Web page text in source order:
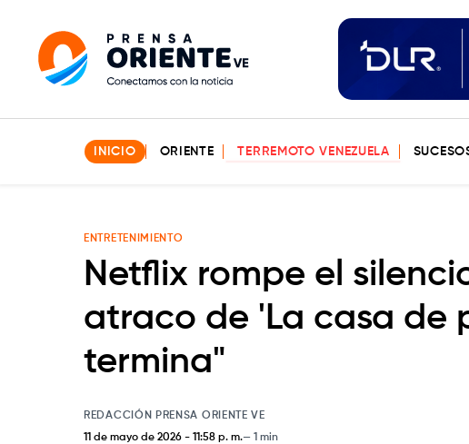
INICIO ORIENTE TERREMOTO VENEZUELA
ENTRETENIMIENTO
Netflix rompe el
atraco de 'La casa de
termina"
REDACCIÓN PRENSA ORIENTE VE
11 de mayo de 2026 - 11:58 p. m. 1 min